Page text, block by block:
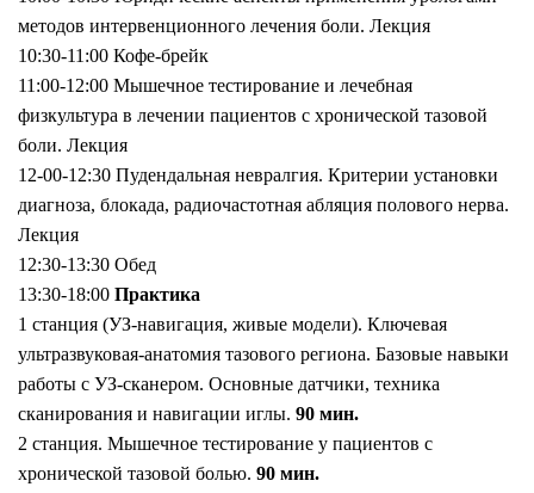
методов интервенционного лечения боли. Лекция
10:30-11:00 Кофе-брейк
11:00-12:00 Мышечное тестирование и лечебная
физкультура в лечении пациентов с хронической тазовой
боли. Лекция
12-00-12:30 Пудендальная невралгия. Критерии установки
диагноза, блокада, радиочастотная абляция полового нерва.
Лекция
12:30-13:30 Обед
13:30-18:00 Практика
1 станция (УЗ-навигация, живые модели). Ключевая
ультразвуковая-анатомия тазового региона. Базовые навыки
работы с УЗ-сканером. Основные датчики, техника
сканирования и навигации иглы. 90 мин.
2 станция. Мышечное тестирование у пациентов с
хронической тазовой болью. 90 мин.